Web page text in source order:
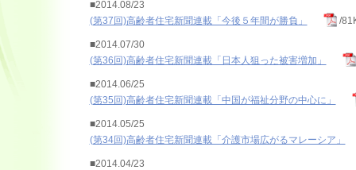
■2014.08/23
(第37回)高齢者住宅新聞連載「今後５年間が勝負」
/
■2014.07/30
(第36回)高齢者住宅新聞連載「日本人狙った被害増加」
■2014.06/25
(第35回)高齢者住宅新聞連載「中国が福祉分野の中心に」
■2014.05/25
(第34回)高齢者住宅新聞連載「介護市場広がるマレーシア」
■2014.04/23